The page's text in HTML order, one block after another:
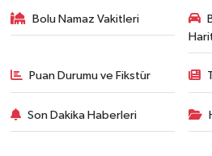
Bolu Namaz Vakitleri
Puan Durumu ve Fikstür
Son Dakika Haberleri